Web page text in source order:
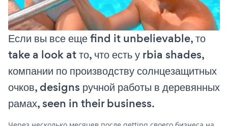
Если вы все еще find it unbelievable, то
take a look at то, что есть у rbia shades,
компании по производству солнцезащитных
очков, designs ручной работы в деревянных
рамах, seen in their business.